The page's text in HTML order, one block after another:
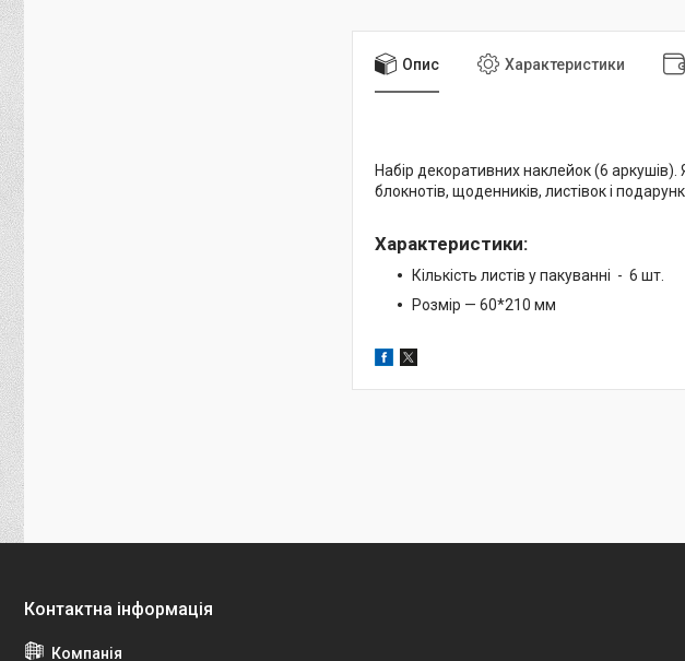
Опис Характеристики
Набір декоративних наклейок (6 аркушів).
блокнотів, щоденників, листівок і
Характеристики:
Кількість листів у пакуванні - 6 шт.
Розмір — 60*210 мм